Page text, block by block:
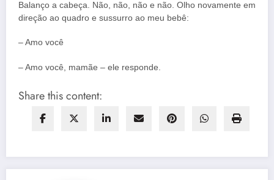
Balanço a cabeça. Não, não, não e não. Olho novamente em
direção ao quadro e sussurro ao meu bebê:
– Amo você
– Amo você, mamãe – ele responde.
Share this content: